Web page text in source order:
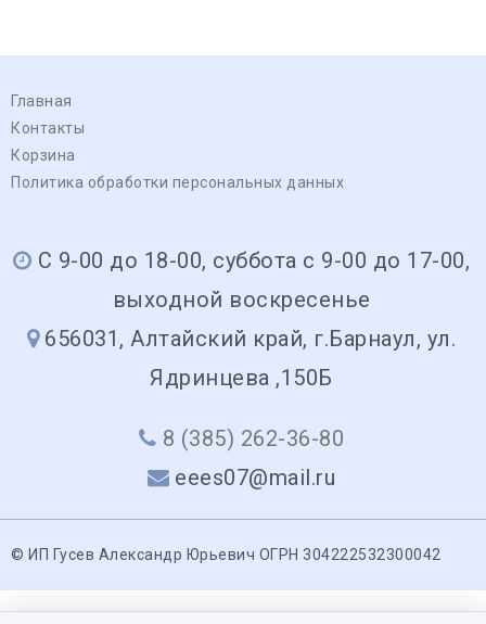
Главная
Контакты
Корзина
Политика обработки персональных данных
С 9-00 до 18-00, суббота с 9-00 до 17-00,
выходной воскресенье
656031, Алтайский край, г.Барнаул, ул.
Ядринцева ,150Б
8 (385) 262-36-80
eees07@mail.ru
© ИП Гусев Александр Юрьевич ОГРН 304222532300042